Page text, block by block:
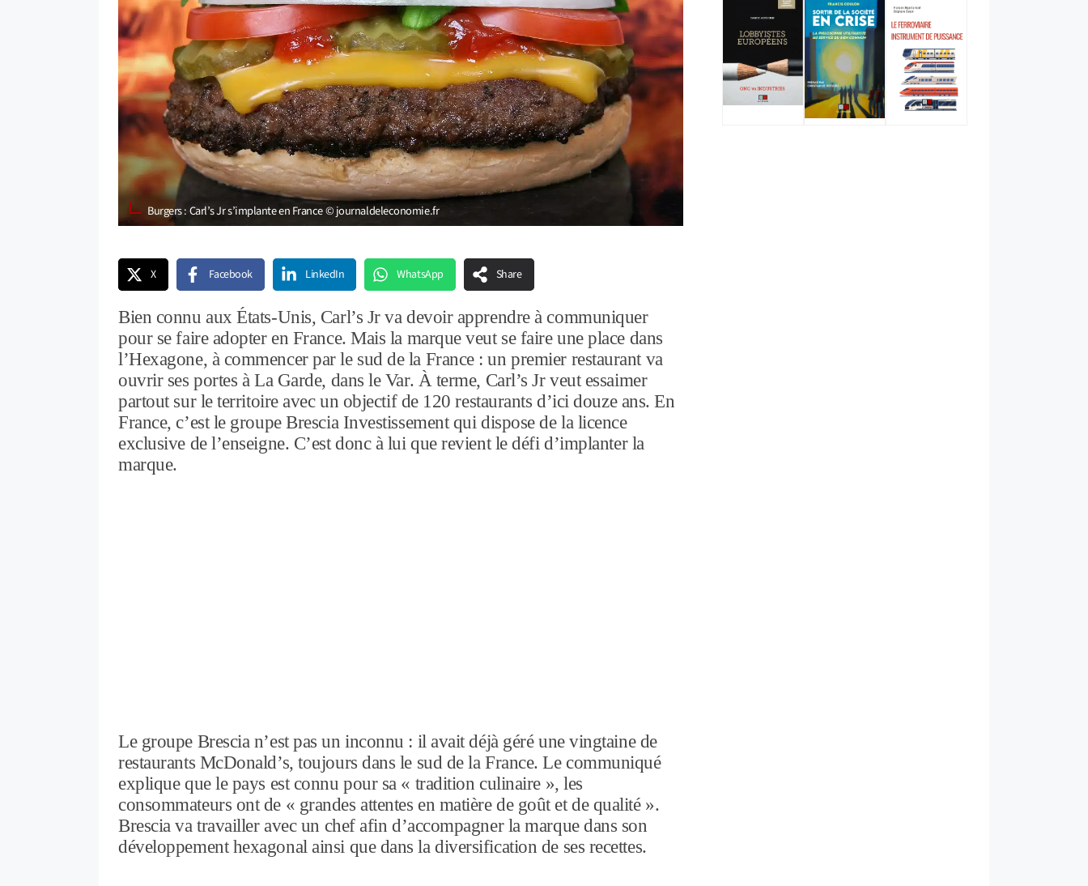
Burgers : Carl’s Jr s’implante en France © journaldeleconomie.fr
X Facebook LinkedIn WhatsApp Share
Bien connu aux États-Unis, Carl’s Jr va devoir apprendre à communiquer
pour se faire adopter en France. Mais la marque veut se faire une place dans
l’Hexagone, à commencer par le sud de la France : un premier restaurant va
ouvrir ses portes à La Garde, dans le Var. À terme, Carl’s Jr veut essaimer
partout sur le territoire avec un objectif de 120 restaurants d’ici douze ans. En
France, c’est le groupe Brescia Investissement qui dispose de la licence
exclusive de l’enseigne. C’est donc à lui que revient le défi d’implanter la
marque.
Le groupe Brescia n’est pas un inconnu : il avait déjà géré une vingtaine de
restaurants McDonald’s, toujours dans le sud de la France. Le communiqué
explique que le pays est connu pour sa « tradition culinaire », les
consommateurs ont de « grandes attentes en matière de goût et de qualité ».
Brescia va travailler avec un chef afin d’accompagner la marque dans son
développement hexagonal ainsi que dans la diversification de ses recettes.